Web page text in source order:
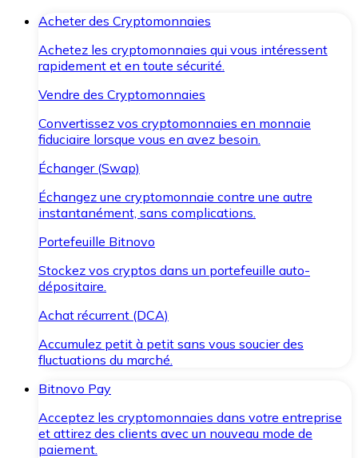
Acheter des Cryptomonnaies
Achetez les cryptomonnaies qui vous intéressent
rapidement et en toute sécurité.
Vendre des Cryptomonnaies
Convertissez vos cryptomonnaies en monnaie
fiduciaire lorsque vous en avez besoin.
Échanger (Swap)
Échangez une cryptomonnaie contre une autre
instantanément, sans complications.
Portefeuille Bitnovo
Stockez vos cryptos dans un portefeuille auto-
dépositaire.
Achat récurrent (DCA)
Accumulez petit à petit sans vous soucier des
fluctuations du marché.
Bitnovo Pay
Acceptez les cryptomonnaies dans votre entreprise
et attirez des clients avec un nouveau mode de
paiement.